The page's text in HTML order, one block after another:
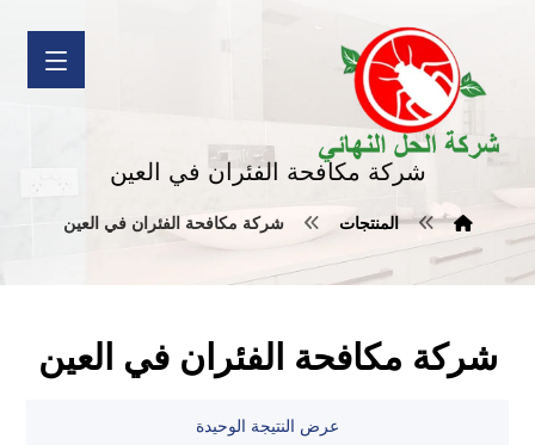
شركة مكافحة الفئران في العين
المنتجات شركة مكافحة الفئران في العين
شركة مكافحة الفئران في العين
عرض النتيجة الوحيدة